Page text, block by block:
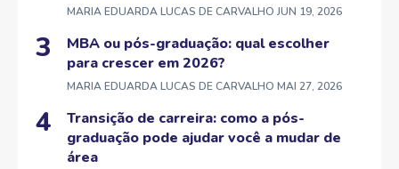
MARIA EDUARDA LUCAS DE CARVALHO JUN 19, 2026
MBA ou pós-graduação: qual escolher
para crescer em 2026?
MARIA EDUARDA LUCAS DE CARVALHO MAI 27, 2026
Transição de carreira: como a pós-
graduação pode ajudar você a mudar de
área